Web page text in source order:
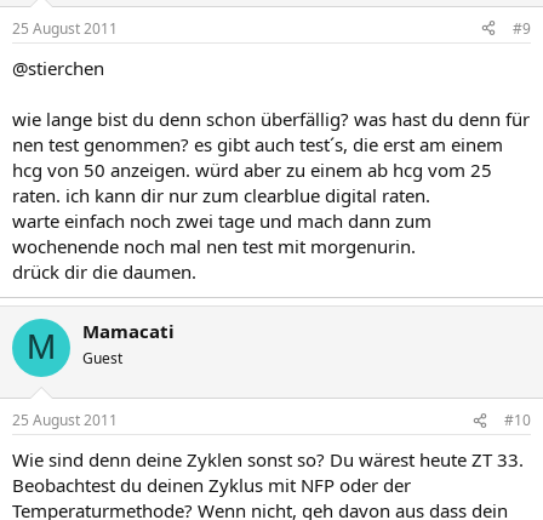
25 August 2011 #9
@stierchen
wie lange bist du denn schon überfällig? was hast du denn für
nen test genommen? es gibt auch test´s, die erst am einem
hcg von 50 anzeigen. würd aber zu einem ab hcg vom 25
raten. ich kann dir nur zum clearblue digital raten.
warte einfach noch zwei tage und mach dann zum
wochenende noch mal nen test mit morgenurin.
drück dir die daumen.
M Mamacati
Guest
25 August 2011 #10
Wie sind denn deine Zyklen sonst so? Du wärest heute ZT 33.
Beobachtest du deinen Zyklus mit NFP oder der
Temperaturmethode? Wenn nicht, geh davon aus dass dein